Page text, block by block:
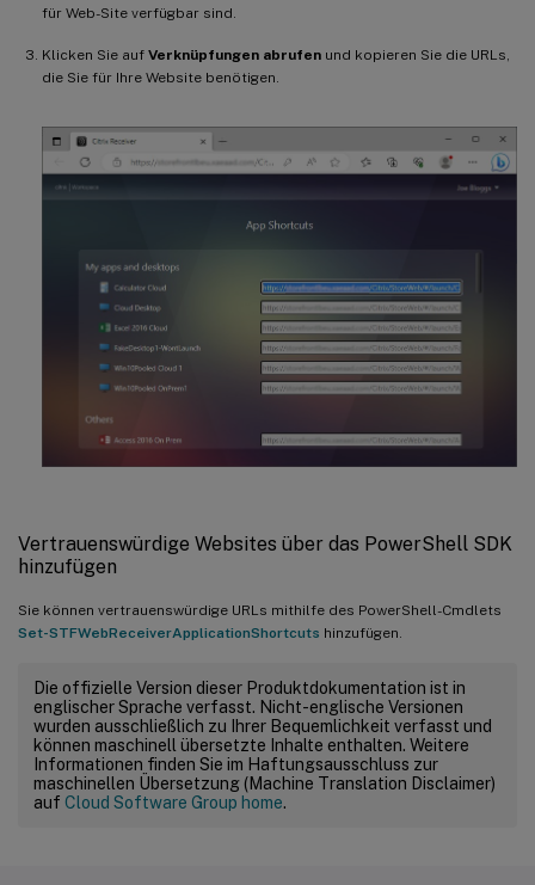
für Web-Site verfügbar sind.
Klicken Sie auf Verknüpfungen abrufen und kopieren Sie die URLs,
die Sie für Ihre Website benötigen.
Vertrauenswürdige Websites über das PowerShell SDK
hinzufügen
Sie können vertrauenswürdige URLs mithilfe des PowerShell-Cmdlets
Set-STFWebReceiverApplicationShortcuts hinzufügen.
Die offizielle Version dieser Produktdokumentation ist in
englischer Sprache verfasst. Nicht-englische Versionen
wurden ausschließlich zu Ihrer Bequemlichkeit verfasst und
können maschinell übersetzte Inhalte enthalten. Weitere
Informationen finden Sie im Haftungsausschluss zur
maschinellen Übersetzung (Machine Translation Disclaimer)
auf Cloud Software Group home.